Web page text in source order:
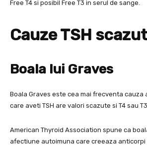
Free T4 si posibil Free T3 in serul de sange.
Cauze TSH scazut
Boala lui Graves
Boala Graves este cea mai frecventa cauza
care aveti TSH are valori scazute si T4 sau
American Thyroid Association spune ca
afectiune autoimuna care creeaza anticorpi